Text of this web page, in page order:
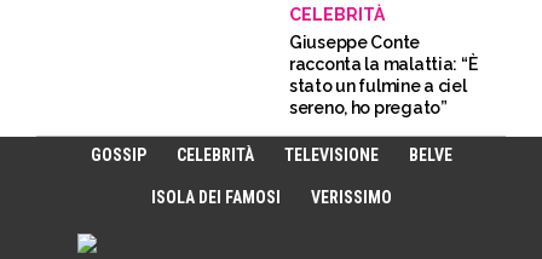
CELEBRITÀ
Giuseppe Conte
racconta la malattia: “È
stato un fulmine a ciel
sereno, ho pregato”
GOSSIP CELEBRITÀ TELEVISIONE BELVE
ISOLA DEI FAMOSI VERISSIMO